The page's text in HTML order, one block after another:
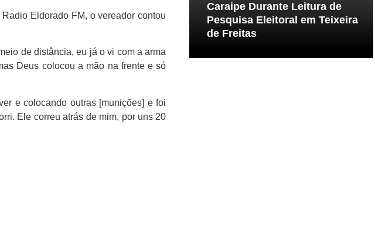
Eldorado FM, o vereador contou
de distância, eu já o vi com a arma
Deus colocou a mão na frente e só
e colocando outras [munições] e foi
Ele correu atrás de mim, por uns 20
Caraipe Durante Leitura de
Pesquisa Eleitoral em Teixeira
de Freitas